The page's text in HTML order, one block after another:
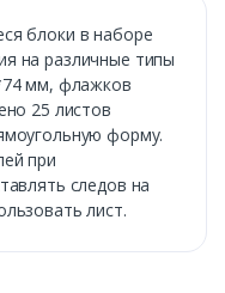
блоки в наборе
на различные типы
мм, флажков
25 листов
форму.
при
следов на
лист.